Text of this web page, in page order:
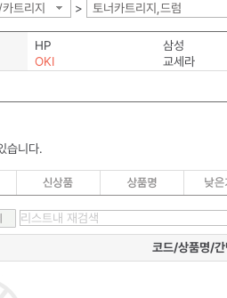
트리지 > 토너카트리지,드럼
HP
삼성
OKI
교세라
습니다.
코드/상품명/간